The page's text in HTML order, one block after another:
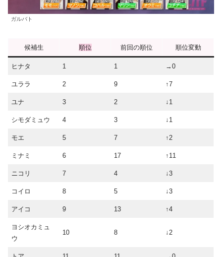
ガルバト
候補生 順位 前回の順位 順位変動
ヒナタ 1 1 →0
ユララ 2 9 ↑7
ユナ 3 2 ↓1
シモダミュウ 4 3 ↓1
モエ 5 7 ↑2
ミナミ 6 17 ↑11
ニコリ 7 4 ↓3
コイロ 8 5 ↓3
アイコ 9 13 ↑4
ヨシオカミュ
ウ
10 8 ↓2